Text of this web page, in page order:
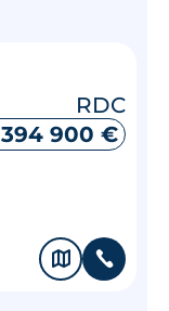
RDC
394 900 €
🗞 📞